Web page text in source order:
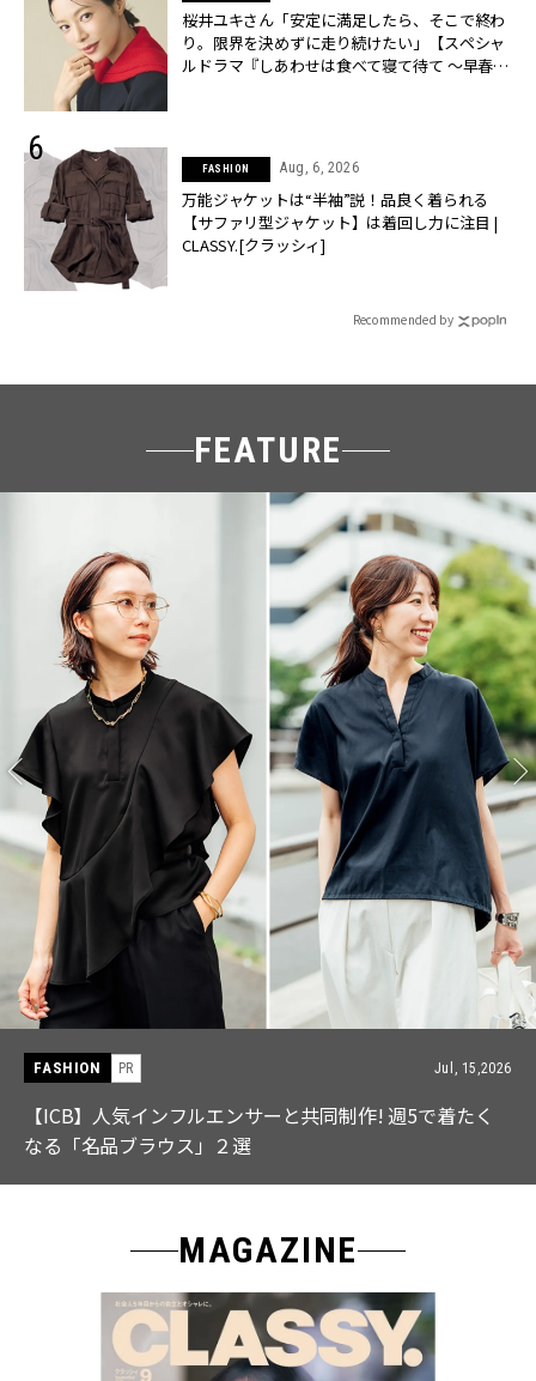
桜井ユキさん「安定に満足したら、そこで終わ
り。限界を決めずに走り続けたい」【スペシャ
ルドラマ『しあわせは食べて寝て待て ～早春の
FASHION Aug, 6, 2026
万能ジャケットは“半袖”説！品良く着られる
【サファリ型ジャケット】は着回し力に注目 |
CLASSY.[クラッシィ]
Recommended by
FEATURE
FASHION PR Jul, 15,2026
【ICB】人気インフルエンサーと共同制作! 週5で着たく
なる「名品ブラウス」２選
MAGAZINE